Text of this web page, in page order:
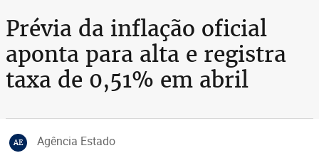
Prévia da inflação oficial
aponta para alta e registra
taxa de 0,51% em abril
AE Agência Estado